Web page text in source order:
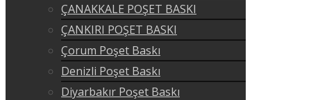
ÇANAKKALE POŞET BASKI
ÇANKIRI POŞET BASKI
Çorum Poşet Baskı
Denizli Poşet Baskı
Diyarbakır Poşet Baskı